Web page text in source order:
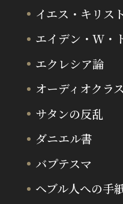
イエス・キリス
エイデン・W・
エクレシア論
オーディオクラス
サタンの反乱
ダニエル書
バプテスマ
ヘブル人への手